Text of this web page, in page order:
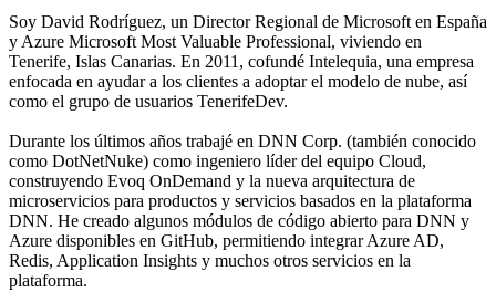
Soy David Rodríguez, un Director Regional de Microsoft en España
y Azure Microsoft Most Valuable Professional, viviendo en
Tenerife, Islas Canarias. En 2011, cofundé Intelequia, una empresa
enfocada en ayudar a los clientes a adoptar el modelo de nube, así
como el grupo de usuarios TenerifeDev.
Durante los últimos años trabajé en DNN Corp. (también conocido
como DotNetNuke) como ingeniero líder del equipo Cloud,
construyendo Evoq OnDemand y la nueva arquitectura de
microservicios para productos y servicios basados en la plataforma
DNN. He creado algunos módulos de código abierto para DNN y
Azure disponibles en GitHub, permitiendo integrar Azure AD,
Redis, Application Insights y muchos otros servicios en la
plataforma.